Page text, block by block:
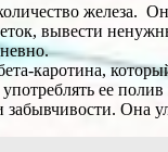
железа.
вывести
каротина,
ее
забывчивости. Она